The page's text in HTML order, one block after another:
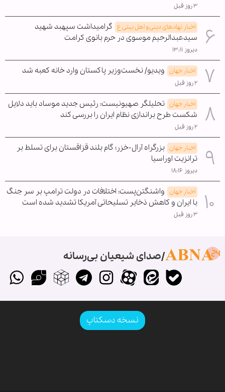
۳ روز قبل
اخبار نهادهای دینی و اهل بیتی ع گرامیداشت سپهبد شهید
سیدعبدالرحیم موسوی در حرم بانوی کرامت
دیروز ۱۳:۱۱
اخبار جهان ویدیو/ نخست‌وزیر پاکستان وارد خانه کعبه شد
۲ روز قبل
اخبار جهان تحلیلگر صهیونیست: رئیس جدید موساد باید دلایل
شکست طرح براندازی نظام ایران را بررسی کند
۲ روز قبل
اخبار جهان بزرگراه آرال-خزر؛ گام بلند قزاقستان برای تسلط بر
ترانزیت اوراسیا
دیروز ۱۸:۱۶
اخبار جهان واشنگتن‌پست: اختلافات در دولت ترامپ بر سر جنگ
با ایران و کاهش ذخایر تسلیحاتی آمریکا تشدید شده است
۳ روز قبل
صدای شیعیان بی‌رسانه
نسخه دسکتاپ